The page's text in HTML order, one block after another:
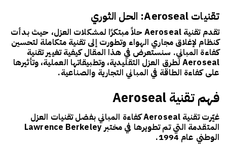
تقنيات Aeroseal: الحل الثوري
تقدم تقنيةAerosealحلاً مبتكرًا لمشكلات العزل، حيث بدأت
كنظام لإغلاق مجاري الهواء وتطورت إلى تقنية متكاملة لتحسين
كفاءة المباني. سنستعرض في هذا المقال كيفية تغيير تقنية
Aeroseal لطرق العزل التقليدية، وتطبيقاتها العملية، وتأثيرها
على كفاءة الطاقة في المباني التجارية والصناعية.
فهم تقنية Aeroseal
غيّرت تقنية Aerosealكفاءة المباني بفضل تقنيات العزل
المتقدمة التي تم تطويرها في مختبرLawrence Berkeley
الوطني عام 1994.